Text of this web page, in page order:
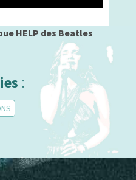
HELP des Beatles
: